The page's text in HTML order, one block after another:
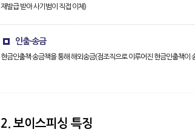
재발급 받아 사기범이 직접 이체)
인출·송금
현금인출책·송금책을 통해 해외송금(점조직으로 이루어진 현금인출책
2. 보이스피싱 특징